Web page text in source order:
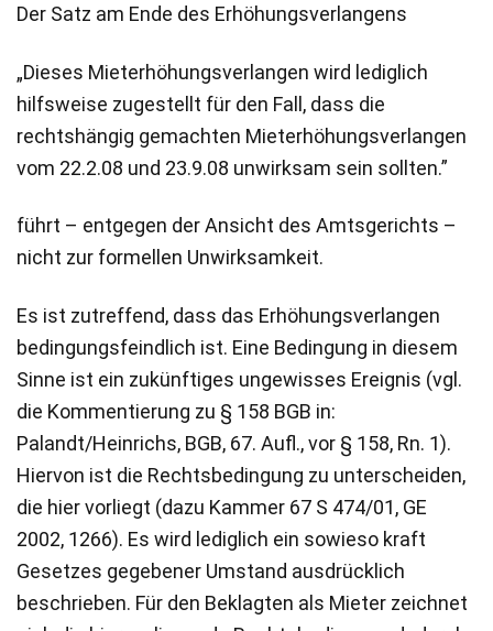
Der Satz am Ende des Erhöhungsverlangens
„Dieses Mieterhöhungsverlangen wird lediglich
hilfsweise zugestellt für den Fall, dass die
rechtshängig gemachten Mieterhöhungsverlangen
vom 22.2.08 und 23.9.08 unwirksam sein sollten.”
führt – entgegen der Ansicht des Amtsgerichts –
nicht zur formellen Unwirksamkeit.
Es ist zutreffend, dass das Erhöhungsverlangen
bedingungsfeindlich ist. Eine Bedingung in diesem
Sinne ist ein zukünftiges ungewisses Ereignis (vgl.
die Kommentierung zu § 158 BGB in:
Palandt/Heinrichs, BGB, 67. Aufl., vor § 158, Rn. 1).
Hiervon ist die Rechtsbedingung zu unterscheiden,
die hier vorliegt (dazu Kammer 67 S 474/01, GE
2002, 1266). Es wird lediglich ein sowieso kraft
Gesetzes gegebener Umstand ausdrücklich
beschrieben. Für den Beklagten als Mieter zeichnet